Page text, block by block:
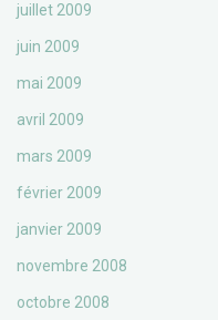
juillet 2009
juin 2009
mai 2009
avril 2009
mars 2009
février 2009
janvier 2009
novembre 2008
octobre 2008